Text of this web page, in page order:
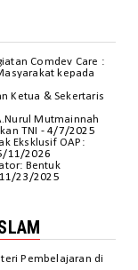
Comdev Care :
kepada
Ketua & Sekertaris
Mutmainnah
TNI
- 4/7/2025
Eksklusif OAP:
11/2026
Bentuk
23/2025
Pembelajaran di